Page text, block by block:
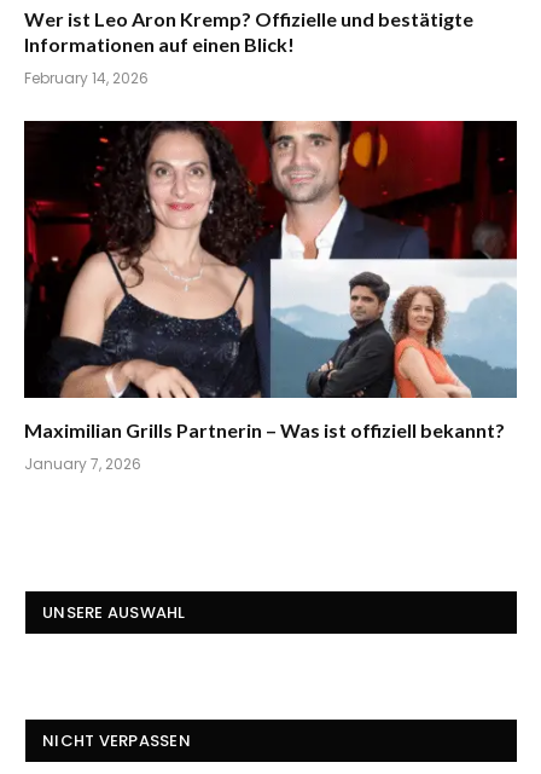
Wer ist Leo Aron Kremp? Offizielle und bestätigte
Informationen auf einen Blick!
February 14, 2026
Maximilian Grills Partnerin – Was ist offiziell bekannt?
January 7, 2026
UNSERE AUSWAHL
NICHT VERPASSEN